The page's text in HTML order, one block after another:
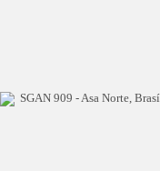
SGAN 909 - Asa Norte,